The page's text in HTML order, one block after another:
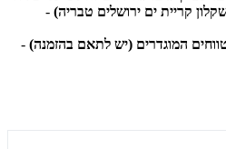
קריית ים ירושלים טבריה) -
המוגדרים (יש לתאם בהזמנה) -